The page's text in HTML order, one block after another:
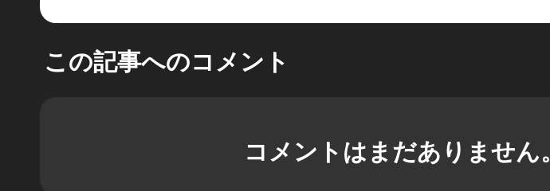
この記事へのコメント
コメントはまだありません。